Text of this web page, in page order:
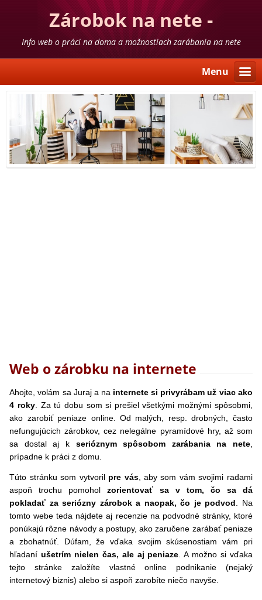
Zárobok na nete -
skúsenosti
Info web o práci na doma a možnostiach zarábania na nete
Menu
Web o zárobku na internete
Ahojte, volám sa Juraj a na internete si privyrábam už viac ako
4 roky. Za tú dobu som si prešiel všetkými možnými spôsobmi,
ako zarobiť peniaze online. Od malých, resp. drobných, často
nefungujúcich zárobkov, cez nelegálne pyramídové hry, až som
sa dostal aj kserióznym spôsobom zarábania na nete,
prípadne k práci z domu.
Túto stránku som vytvoril pre vás, aby som vám svojimi radami
aspoň trochu pomoholzorientovať sa v tom, čo sa dá
pokladať za seriózny zárobok a naopak, čo je podvod. Na
tomto webe teda nájdete aj recenzie na podvodné stránky, ktoré
ponúkajú rôzne návody a postupy, ako zaručene zarábať peniaze
a zbohatnúť. Dúfam, že vďaka svojim skúsenostiam vám pri
hľadaníušetrím nielen čas, ale aj peniaze. A možno si vďaka
tejto stránke založíte vlastné online podnikanie (nejaký
internetový biznis) alebo si aspoň zarobíte niečo navyše.